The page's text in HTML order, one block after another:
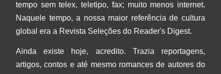
tempo sem telex, teletipo, fax; muito menos internet.
Naquele tempo, a nossa maior referência de cultura
global era a Revista Seleções do Reader's Digest.
Ainda existe hoje, acredito. Trazia reportagens,
artigos, contos e até mesmo romances de autores do